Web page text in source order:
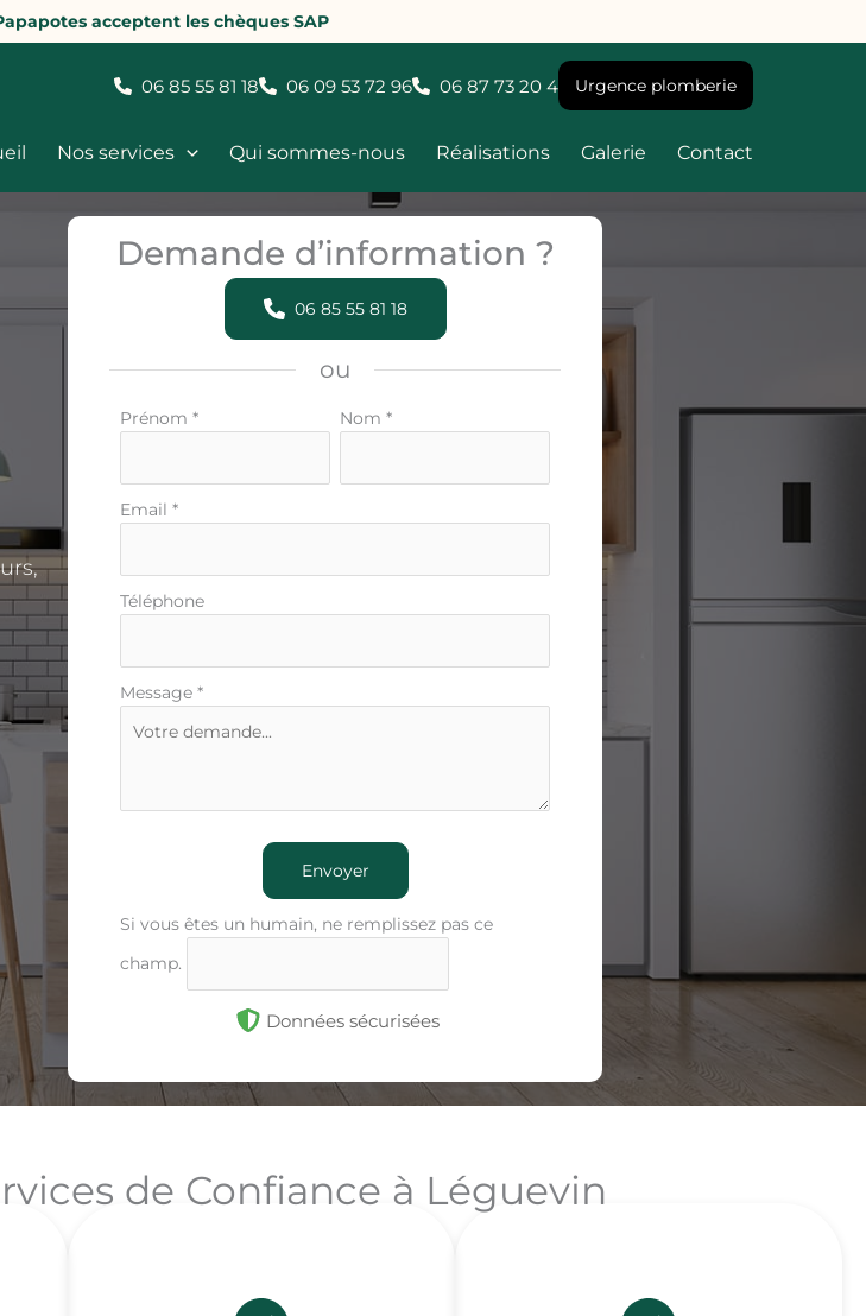
acceptent les chèques SAP
Nos services Qui sommes-nous Réalisations Galerie Contact
06 85 55 81 18 06 09 53 72 96 06 87 73 20 4 Urgence plomberie
Demande d’information ?
06 85 55 81 18
ou
Formulaire
Prénom * Nom *
Email *
Téléphone
Message *
Envoyer
Si vous êtes un humain, ne remplissez pas ce
champ.
Données sécurisées
de Confiance à Léguevin